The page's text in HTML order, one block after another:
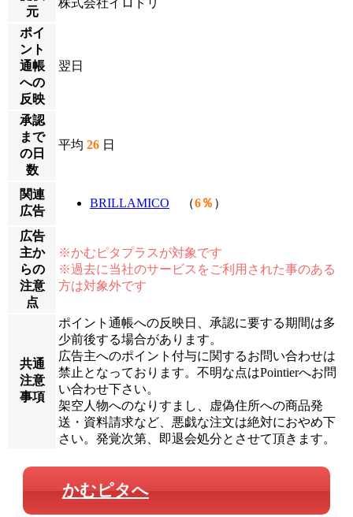
元
ポイ
ント
通帳
への
反映
翌日
承認
まで
の日
数
平均 26 日
関連
広告
BRILLAMICO （6％ ）
広告
主か
らの
注意
点
※かむピタプラスが対象です
※過去に当社のサービスをご利用された事のある
方は対象外です
共通
注意
事項
ポイント通帳への反映日、承認に要する期間は多
少前後する場合があります。
広告主へのポイント付与に関するお問い合わせは
禁止となっております。不明な点はPointierへお問
い合わせ下さい。
架空人物へのなりすまし、虚偽住所への商品発
送・資料請求など、悪戯な注文は絶対におやめ下
さい。発覚次第、即退会処分とさせて頂きます。
かむピタへ